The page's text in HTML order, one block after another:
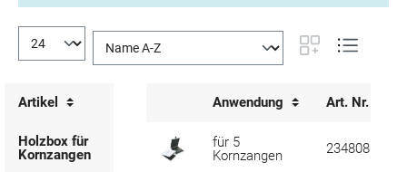
Artikel Anwendung Art. Nr.
Holzbox für
Kornzangen
für 5
Kornzangen
234808